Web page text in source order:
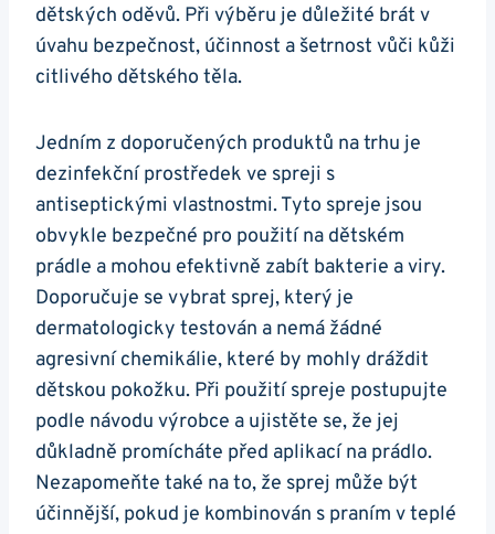
dětských oděvů. Při výběru je důležité brát v
úvahu bezpečnost, účinnost a šetrnost vůči kůži
citlivého dětského těla.
Jedním z doporučených produktů na trhu je
dezinfekční prostředek ve spreji s
antiseptickými vlastnostmi. Tyto spreje jsou
obvykle bezpečné pro použití na dětském
prádle a mohou efektivně zabít bakterie a viry.
Doporučuje se vybrat sprej, který je
dermatologicky testován a nemá žádné
agresivní chemikálie, které by mohly dráždit
dětskou pokožku. Při použití spreje postupujte
podle návodu výrobce a ujistěte se, že jej
důkladně promícháte před aplikací na prádlo.
Nezapomeňte také na to, že sprej může být
účinnější, pokud je kombinován s praním v teplé